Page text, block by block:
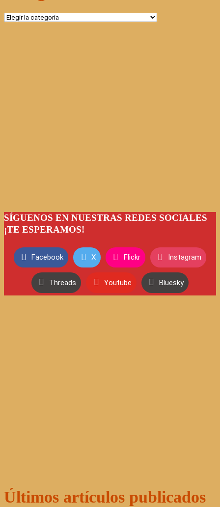
Categorías
SÍGUENOS EN NUESTRAS REDES SOCIALES
¡TE ESPERAMOS!
Facebook X Flickr Instagram
Threads Youtube Bluesky
Últimos artículos publicados